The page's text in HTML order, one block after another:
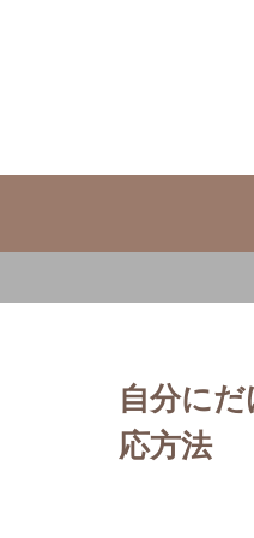
自分に
応方法